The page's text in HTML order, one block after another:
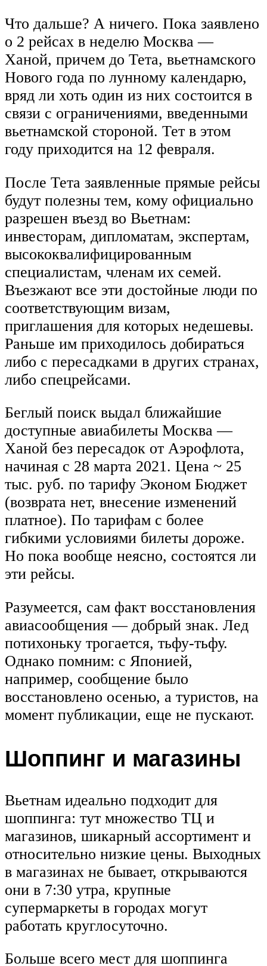
Что дальше? А ничего. Пока заявлено
о 2 рейсах в неделю Москва —
Ханой, причем до Тета, вьетнамского
Нового года по лунному календарю,
вряд ли хоть один из них состоится в
связи с ограничениями, введенными
вьетнамской стороной. Тет в этом
году приходится на 12 февраля.
После Тета заявленные прямые рейсы
будут полезны тем, кому официально
разрешен въезд во Вьетнам:
инвесторам, дипломатам, экспертам,
высококвалифицированным
специалистам, членам их семей.
Въезжают все эти достойные люди по
соответствующим визам,
приглашения для которых недешевы.
Раньше им приходилось добираться
либо с пересадками в других странах,
либо спецрейсами.
Беглый поиск выдал ближайшие
доступные авиабилеты Москва —
Ханой без пересадок от Аэрофлота,
начиная с 28 марта 2021. Цена ~ 25
тыс. руб. по тарифу Эконом Бюджет
(возврата нет, внесение изменений
платное). По тарифам с более
гибкими условиями билеты дороже.
Но пока вообще неясно, состоятся ли
эти рейсы.
Разумеется, сам факт восстановления
авиасообщения — добрый знак. Лед
потихоньку трогается, тьфу-тьфу.
Однако помним: с Японией,
например, сообщение было
восстановлено осенью, а туристов, на
момент публикации, еще не пускают.
Шоппинг и магазины
Вьетнам идеально подходит для
шоппинга: тут множество ТЦ и
магазинов, шикарный ассортимент и
относительно низкие цены. Выходных
в магазинах не бывает, открываются
они в 7:30 утра, крупные
супермаркеты в городах могут
работать круглосуточно.
Больше всего мест для шоппинга